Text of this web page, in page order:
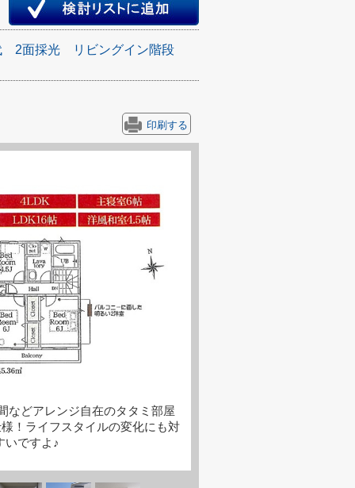
2面採光 リビングイン階段
印刷する
などアレンジ自在のタタミ部屋
フスタイルの変化にも対
いですよ♪